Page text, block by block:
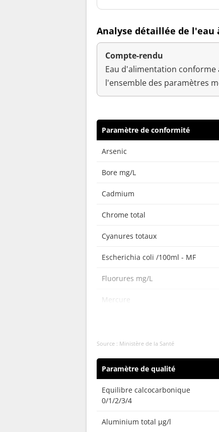
Analyse détaillée de l'eau
Compte-rendu
Eau d'alimentation conforme
l'ensemble des paramètres
Paramètre de conformité
Arsenic
Bore mg/L
Cadmium
Chrome total
Cyanures totaux
Escherichia coli /100ml - MF
Fluorures mg/L
Mercure
Nitrates (en NO3)
Entérocoques /100ml-MS
Source : Ministère de la Santé
Paramètre de qualité
Equilibre calcocarbonique
0/1/2/3/4
Aluminium total µg/l